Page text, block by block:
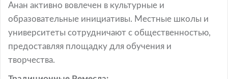
Анан активно вовлечен в культурные и
образовательные инициативы. Местные школы и
университеты сотрудничают с общественностью,
предоставляя площадку для обучения и
творчества.